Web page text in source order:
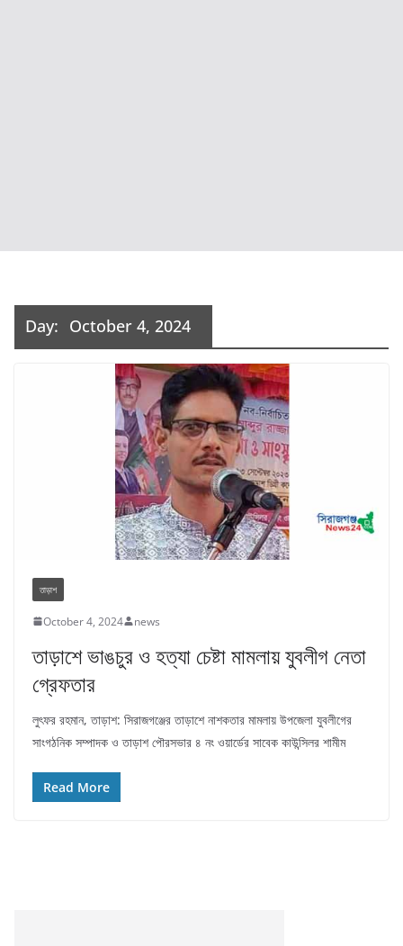
Day: October 4, 2024
তাড়াশ
October 4, 2024 news
তাড়াশে ভাঙচুর ও হত্যা চেষ্টা মামলায় যুবলীগ নেতা
গ্রেফতার
লুৎফর রহমান, তাড়াশ: সিরাজগঞ্জের তাড়াশে নাশকতার মামলায় উপজেলা যুবলীগের
সাংগঠনিক সম্পাদক ও তাড়াশ পৌরসভার ৪ নং ওয়ার্ডের সাবেক কাউন্সিলর শামীম
Read More